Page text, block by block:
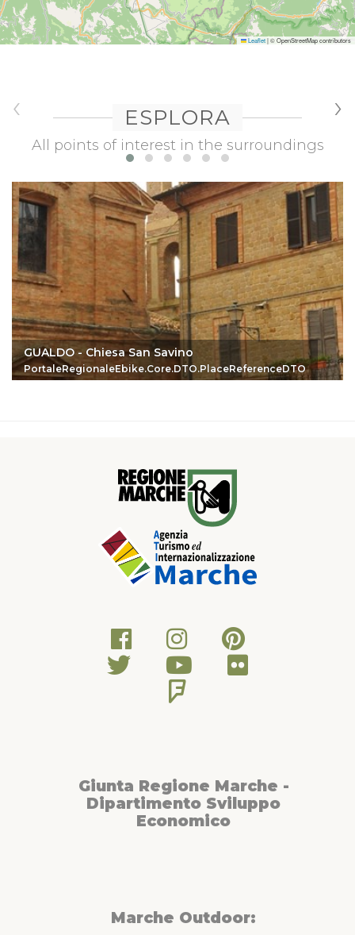
Leaflet|© OpenStreetMap contributors
ESPLORA
All points of interest in the surroundings
GUALDO - Chiesa San Savino
PortaleRegionaleEbike.Core.DTO.PlaceReferenceDTO
‹ ›
Giunta Regione Marche -
Dipartimento Sviluppo
Economico
Marche Outdoor: